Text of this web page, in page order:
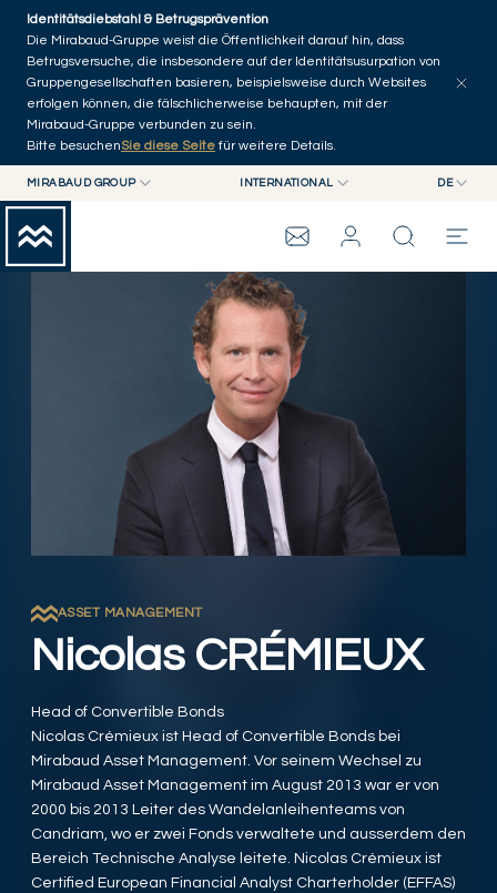
Skip to main content
Identitätsdiebstahl & Betrugsprävention
Die Mirabaud-Gruppe weist die Öffentlichkeit darauf hin, dass
Betrugsversuche, die insbesondere auf der Identitätsusurpation von
Gruppengesellschaften basieren, beispielsweise durch Websites
erfolgen können, die fälschlicherweise behaupten, mit der
Mirabaud-Gruppe verbunden zu sein.
Bitte besuchenSie diese Seite für weitere Details.
MIRABAUD GROUP
MIRABAUD ASSET MANAGEMENT
MIRABAUD INVESTMENTS
INTERNATIONAL
SCHWEIZ
DE
FR
DE
MIRABAUD-GRUPPE
CONTEMPORARY ART
Startseite
ASSET MANAGEMENT
Nicolas CRÉMIEUX
Head of Convertible Bonds
Nicolas Crémieux ist Head of Convertible Bonds bei
Mirabaud Asset Management. Vor seinem Wechsel zu
Mirabaud Asset Management im August 2013 war er von
2000 bis 2013 Leiter des Wandelanleihenteams von
Candriam, wo er zwei Fonds verwaltete und ausserdem den
Bereich Technische Analyse leitete. Nicolas Crémieux ist
Certified European Financial Analyst Charterholder (EFFAS)